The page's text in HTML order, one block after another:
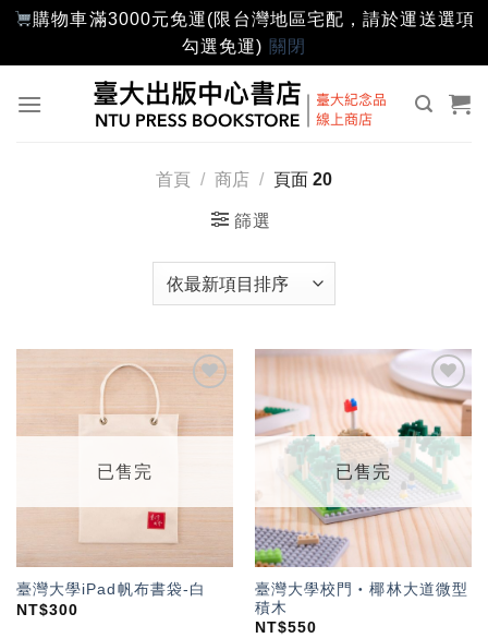
購物車滿3000元免運(限台灣地區宅配，請於運送選項
勾選免運) 關閉
首頁 / 商店 / 頁面 20
篩選
望輕
已售完
臺灣大學iPad帆布書袋-白
NT$300
加入
「願
望輕
已售完
臺灣大學校門‧椰林大道微型
積木
NT$550